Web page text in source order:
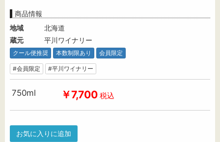
商品情報
地域
北海道
蔵元
平川ワイナリー
クール便推奨 本数制限あり 会員限定
#会員限定 #平川ワイナリー
750ml ￥7,700 税込
お気に入りに追加